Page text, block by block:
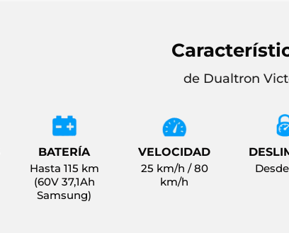
de Dualtron
BATERÍA
Hasta 115 km
(60V 37,1Ah
Samsung)
VELOCIDAD
25 km/h / 80
km/h